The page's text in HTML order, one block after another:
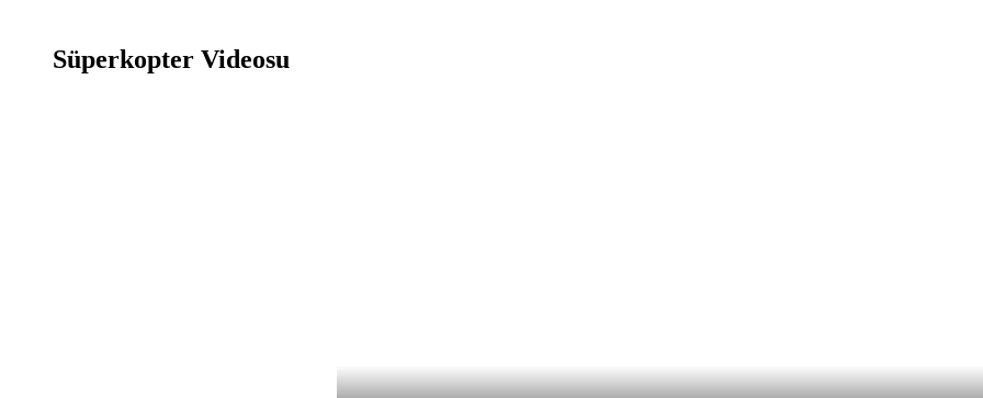
Süperkopter Videosu